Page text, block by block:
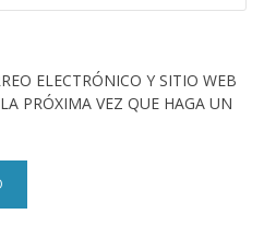
ELECTRÓNICO Y SITIO WEB
PRÓXIMA VEZ QUE HAGA UN